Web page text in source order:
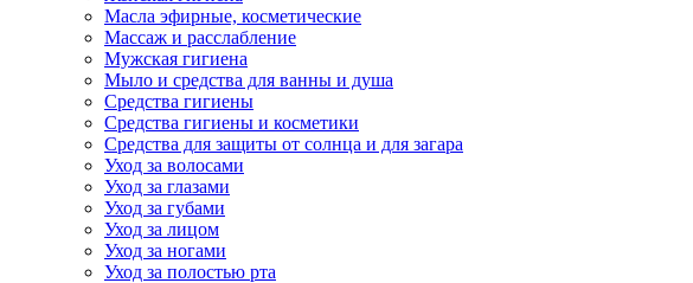
Масла эфирные, косметические
Массаж и расслабление
Мужская гигиена
Мыло и средства для ванны и душа
Средства гигиены
Средства гигиены и косметики
Средства для защиты от солнца и для загара
Уход за волосами
Уход за глазами
Уход за губами
Уход за лицом
Уход за ногами
Уход за полостью рта